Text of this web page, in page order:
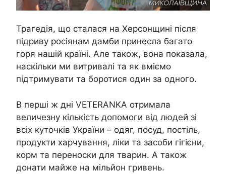
Трагедія, що сталася на Херсонщині після
підриву росіянам дамби принесла багато
горя нашій країні. Але також, вона показала,
наскільки ми витривалі та як вміємо
підтримувати та боротися один за одного.
В перші ж дні VETERANKA отримала
величезну кількість допомоги від людей зі
всіх куточків України – одяг, посуд, постіль,
продукти харчування, ліки та засоби гігієни,
корм та переноски для тварин. А також
донати майже на мільйон гривень.